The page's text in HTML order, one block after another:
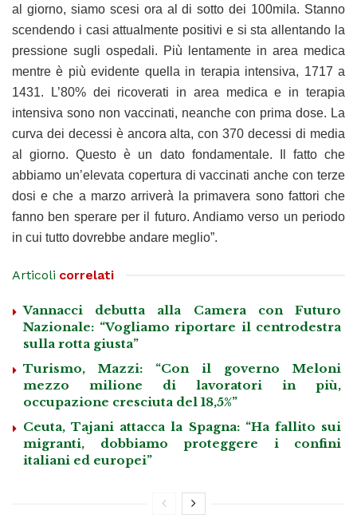
al giorno, siamo scesi ora al di sotto dei 100mila. Stanno
scendendo i casi attualmente positivi e si sta allentando la
pressione sugli ospedali. Più lentamente in area medica
mentre è più evidente quella in terapia intensiva, 1717 a
1431. L’80% dei ricoverati in area medica e in terapia
intensiva sono non vaccinati, neanche con prima dose. La
curva dei decessi è ancora alta, con 370 decessi di media
al giorno. Questo è un dato fondamentale. Il fatto che
abbiamo un’elevata copertura di vaccinati anche con terze
dosi e che a marzo arriverà la primavera sono fattori che
fanno ben sperare per il futuro. Andiamo verso un periodo
in cui tutto dovrebbe andare meglio”.
Articoli correlati
Vannacci debutta alla Camera con Futuro
Nazionale: “Vogliamo riportare il centrodestra
sulla rotta giusta”
Turismo, Mazzi: “Con il governo Meloni
mezzo milione di lavoratori in più,
occupazione cresciuta del 18,5%”
Ceuta, Tajani attacca la Spagna: “Ha fallito sui
migranti, dobbiamo proteggere i confini
italiani ed europei”